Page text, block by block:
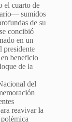
el cuarto de
sumidos
de su
concibió
en un
presidente
beneficio
de la
del
reavivar la